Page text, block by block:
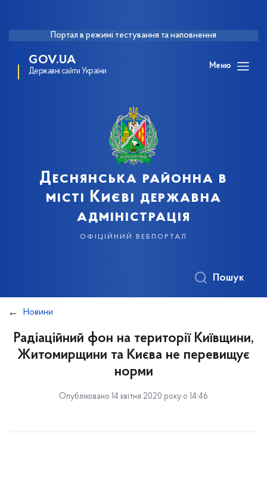
Портал в режимі тестування та наповнення
GOV.UA
Державні сайти України
Меню
Деснянська районна в
місті Києві державна
адміністрація
офіційний вебпортал
Пошук
Новини
Радіаційний фон на території Київщини,
Житомирщини та Києва не перевищує
норми
Опубліковано 14 квітня 2020 року о 14:46